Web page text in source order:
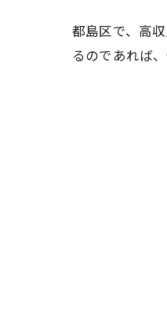
都島区で、高
るのであれば